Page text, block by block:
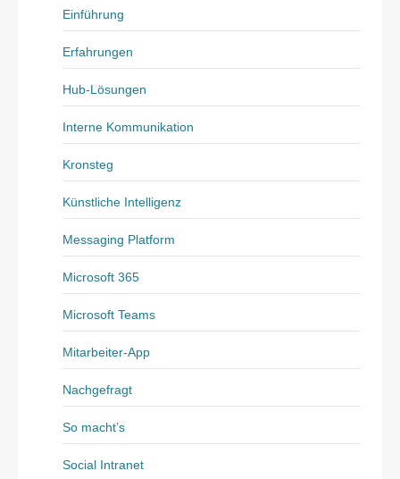
Einführung
Erfahrungen
Hub-Lösungen
Interne Kommunikation
Kronsteg
Künstliche Intelligenz
Messaging Platform
Microsoft 365
Microsoft Teams
Mitarbeiter-App
Nachgefragt
So macht’s
Social Intranet